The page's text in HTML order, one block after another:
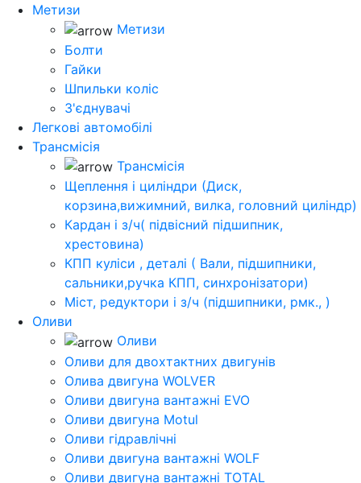
Метизи
Метизи
Болти
Гайки
Шпильки коліс
З'єднувачі
Легкові автомобілі
Трансмісія
Трансмісія
Щеплення і циліндри (Диск,
корзина,вижимний, вилка, головний циліндр)
Кардан і з/ч( підвісний підшипник,
хрестовина)
КПП куліси , деталі ( Вали, підшипники,
сальники,ручка КПП, синхронізатори)
Міст, редуктори і з/ч (підшипники, рмк., )
Оливи
Оливи
Оливи для двохтактних двигунів
Олива двигуна WOLVER
Оливи двигуна вантажні EVO
Оливи двигуна Motul
Оливи гідравлічні
Оливи двигуна вантажні WOLF
Оливи двигуна вантажні TOTAL